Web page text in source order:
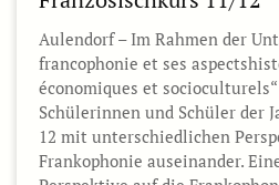
Aulendorf – Im Rahmen der
francophonie et ses
économiques et
Schülerinnen und Schüler der
12 mit unterschiedlichen
Frankophonie auseinander.